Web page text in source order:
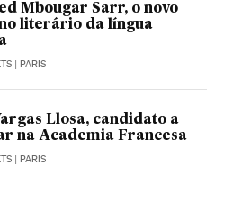
Mbougar Sarr, o novo
literário da língua
| PARIS
Llosa, candidato a
na Academia Francesa
| PARIS